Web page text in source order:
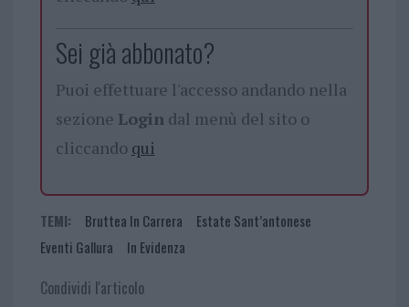
Sei già abbonato?
Puoi effettuare l'accesso andando nella
sezione Logindal menù del sito o
cliccando qui
TEMI: Bruttea In Carrera
Estate Sant’antonese
Eventi Gallura
In Evidenza
Condividi l'articolo